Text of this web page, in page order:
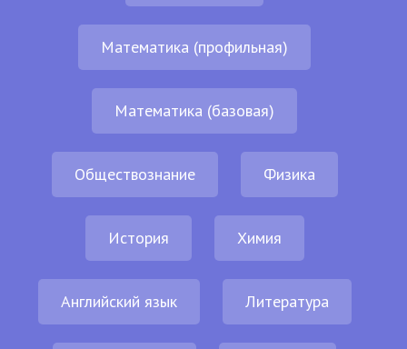
Математика (профильная)
Математика (базовая)
Обществознание Физика
История Химия
Английский язык Литература